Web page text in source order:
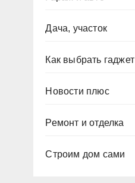
Дача, участок
Как выбрать гаджет
Новости плюс
Ремонт и отделка
Строим дом сами